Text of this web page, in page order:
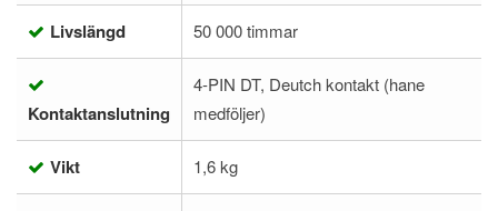
Livslängd 50 000 timmar
Kontaktanslutning
4-PIN DT, Deutch kontakt (hane
medföljer)
Vikt 1,6 kg